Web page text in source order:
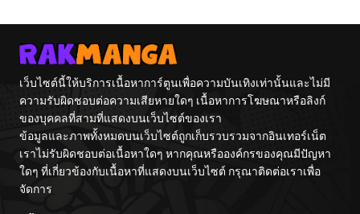
เว็บไซต์นี้ให้บริการเนื้อหาการ์ตูนเพื่อความบันเทิงเท่านั้นและไม่มี
ความรับผิดชอบต่อความเสียหายใดๆ เนื้อหาการโฆษณาหรือลิงก์
ของบุคคลที่สามที่แสดงบนเว็บไซต์ของเรา
ข้อมูลและภาพทั้งหมดบนเว็บไซต์ถูกเก็บรวบรวมจากอินเทอร์เน็ต
เราไม่รับผิดชอบต่อเนื้อหาใดๆ หากคุณหรือองค์กรของคุณมีปัญหา
ใดๆ ที่เกี่ยวข้องกับเนื้อหาที่แสดงบนเว็บไซต์ กรุณาติดต่อเราเพื่อ
จัดการ